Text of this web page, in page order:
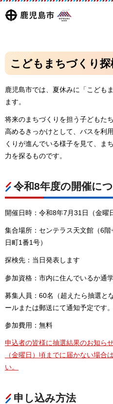
鹿児島
マグ
マシ
こどもまちづくり探
鹿児島市では、夏休みに「こども
ます。
将来のまちづくりを担う子どもた
高めるきっかけとして、バスを利
くりが進んでいる様子を見て、ま
力を探るものです。
令和8年度の開催に
開催日時：令和8年7月31日（金曜
集合場所：センテラス天文館（6
日町1番1号）
探検先：当日発表します
参加資格：市内に住んでいるか通
募集人員：60名（超えたら抽選と
ールまたは郵送にて通知予定です。
参加費用：無料
申込者の皆様に抽選結果のお知ら
（金曜日）頃までに届かない場合
い。
申し込み方法